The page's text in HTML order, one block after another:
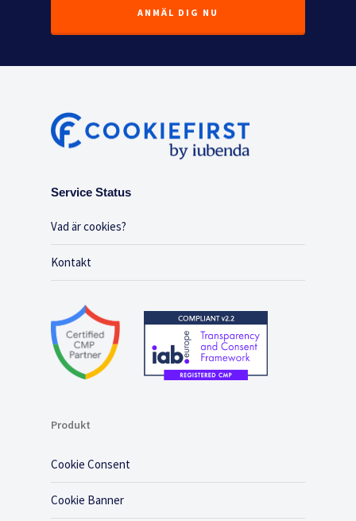
ANMÄL DIG NU
Service Status
Vad är cookies?
Kontakt
Produkt
Cookie Consent
Cookie Banner